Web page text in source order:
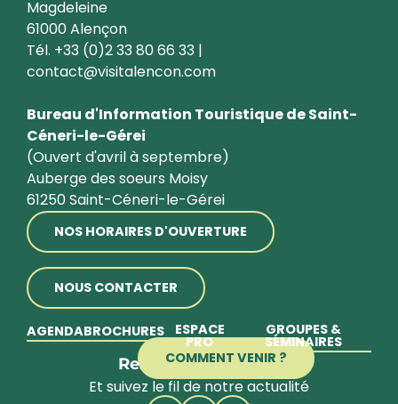
Magdeleine
61000 Alençon
Tél. +33 (0)2 33 80 66 33 |
contact@visitalencon.com
Bureau d'Information Touristique de Saint-
Céneri-le-Gérei
(Ouvert d'avril à septembre)
Auberge des soeurs Moisy
61250 Saint-Céneri-le-Gérei
NOS HORAIRES D'OUVERTURE
NOUS CONTACTER
COMMENT VENIR ?
AGENDABROCHURES ESPACE
PRO
GROUPES &
SÉMINAIRES
Restons en contact
Et suivez le fil de notre actualité